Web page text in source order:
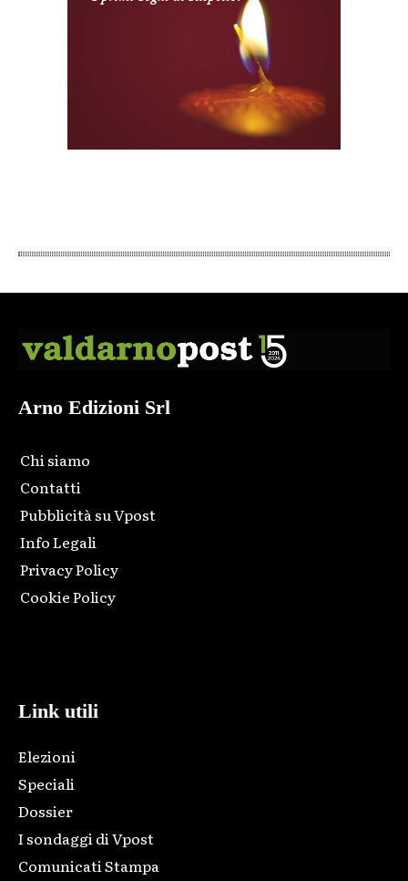
Arno Edizioni Srl
Chi siamo
Contatti
Pubblicità su Vpost
Info Legali
Privacy Policy
Cookie Policy
Link utili
Elezioni
Speciali
Dossier
I sondaggi di Vpost
Comunicati Stampa